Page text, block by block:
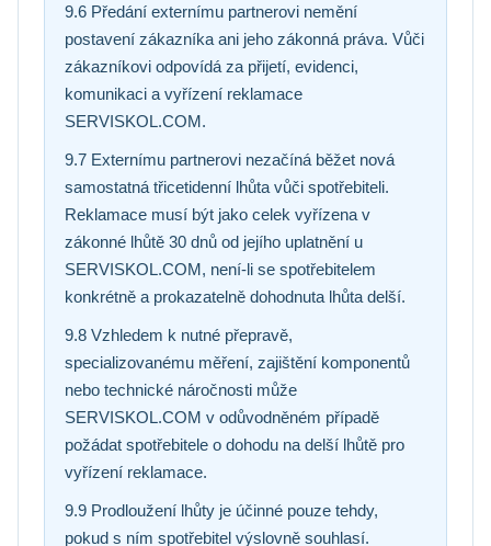
9.6 Předání externímu partnerovi nemění
postavení zákazníka ani jeho zákonná práva. Vůči
zákazníkovi odpovídá za přijetí, evidenci,
komunikaci a vyřízení reklamace
SERVISKOL.COM.
9.7 Externímu partnerovi nezačíná běžet nová
samostatná třicetidenní lhůta vůči spotřebiteli.
Reklamace musí být jako celek vyřízena v
zákonné lhůtě 30 dnů od jejího uplatnění u
SERVISKOL.COM, není-li se spotřebitelem
konkrétně a prokazatelně dohodnuta lhůta delší.
9.8 Vzhledem k nutné přepravě,
specializovanému měření, zajištění komponentů
nebo technické náročnosti může
SERVISKOL.COM v odůvodněném případě
požádat spotřebitele o dohodu na delší lhůtě pro
vyřízení reklamace.
9.9 Prodloužení lhůty je účinné pouze tehdy,
pokud s ním spotřebitel výslovně souhlasí.